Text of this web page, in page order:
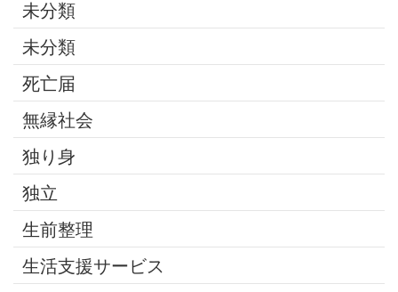
未分類
未分類
死亡届
無縁社会
独り身
独立
生前整理
生活支援サービス